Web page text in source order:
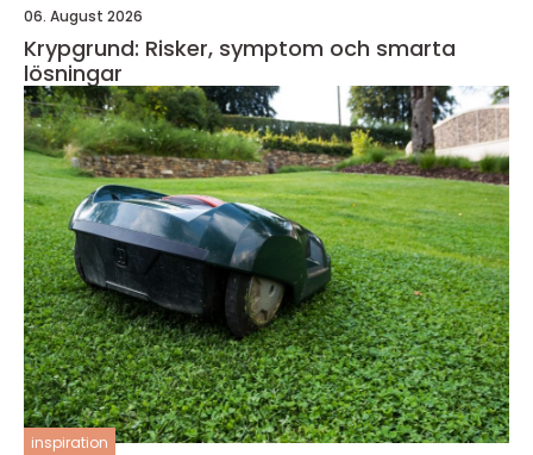
06. August 2026
Krypgrund: Risker, symptom och smarta
lösningar
inspiration